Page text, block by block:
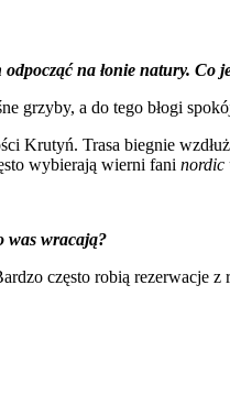
na łonie natury. Co
a do tego błogi
Krutyń. Trasa biegnie
wybierają wierni fani nordic
was wracają?
często robią rezerwacje